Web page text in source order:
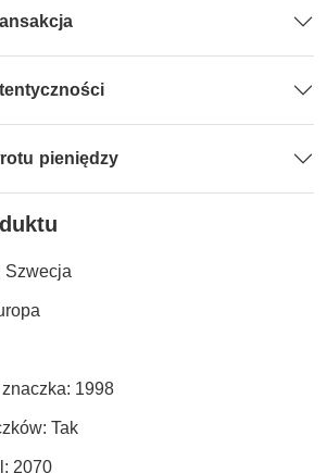
pieniędzy
Szwecja
1998
Tak
2070